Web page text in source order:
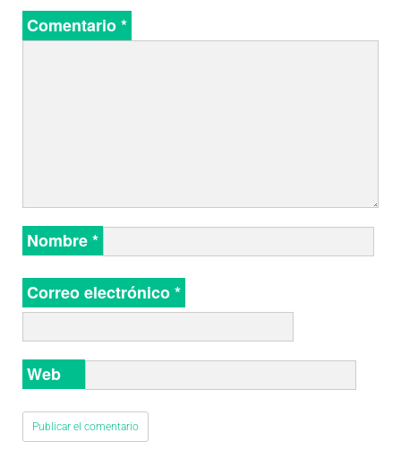
Comentario*
Nombre*
Correo electrónico*
Web